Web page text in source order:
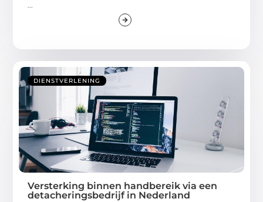
...
DIENSTVERLENING
Versterking binnen handbereik via een
detacheringsbedrijf in Nederland